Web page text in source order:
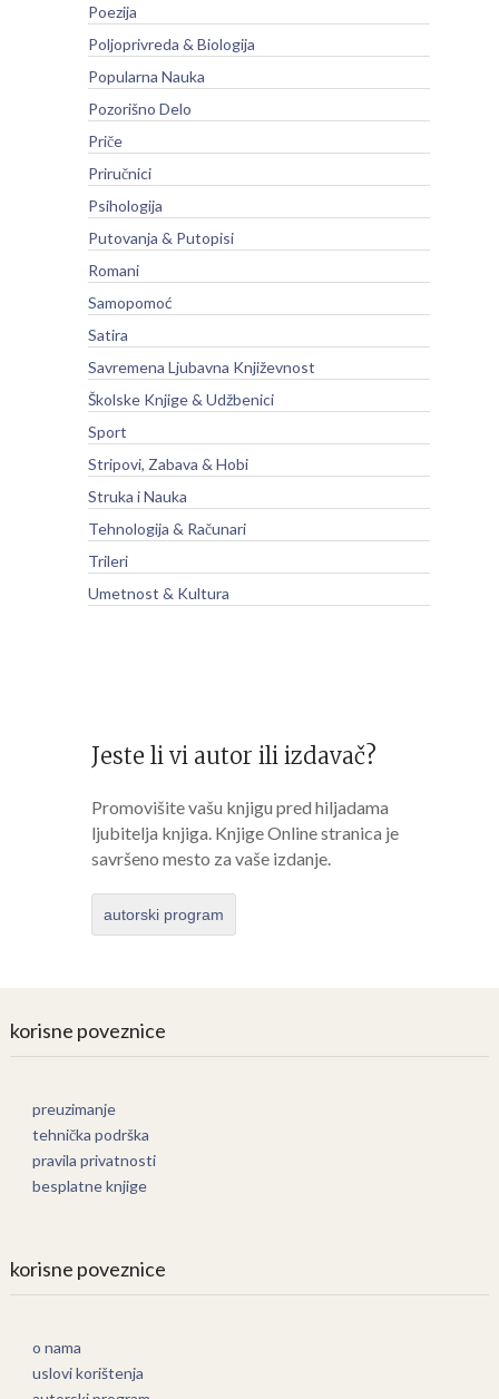
Poezija
Poljoprivreda & Biologija
Popularna Nauka
Pozorišno Delo
Priče
Priručnici
Psihologija
Putovanja & Putopisi
Romani
Samopomoć
Satira
Savremena Ljubavna Književnost
Školske Knjige & Udžbenici
Sport
Stripovi, Zabava & Hobi
Struka i Nauka
Tehnologija & Računari
Trileri
Umetnost & Kultura
Jeste li vi autor ili izdavač?
Promovišite vašu knjigu pred hiljadama
ljubitelja knjiga. Knjige Online stranica je
savršeno mesto za vaše izdanje.
autorski program
korisne poveznice
preuzimanje
tehnička podrška
pravila privatnosti
besplatne knjige
korisne poveznice
o nama
uslovi korištenja